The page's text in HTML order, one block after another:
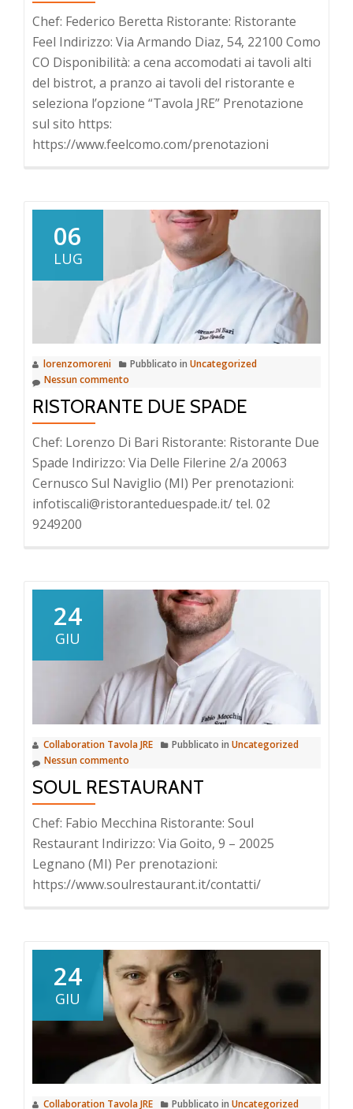
Chef: Federico Beretta Ristorante: Ristorante
Feel Indirizzo: Via Armando Diaz, 54, 22100 Como
CO Disponibilità: a cena accomodati ai tavoli alti
del bistrot, a pranzo ai tavoli del ristorante e
seleziona l’opzione “Tavola JRE” Prenotazione
sul sito https:
https://www.feelcomo.com/prenotazioni
06
LUG
lorenzomoreni Pubblicato in Uncategorized
Nessun commento
RISTORANTE DUE SPADE
Chef: Lorenzo Di Bari Ristorante: Ristorante Due
Spade Indirizzo: Via Delle Filerine 2/a 20063
Cernusco Sul Naviglio (MI) Per prenotazioni:
infotiscali@ristoranteduespade.it/ tel. 02
9249200
24
GIU
Collaboration Tavola JRE Pubblicato in Uncategorized
Nessun commento
SOUL RESTAURANT
Chef: Fabio Mecchina Ristorante: Soul
Restaurant Indirizzo: Via Goito, 9 – 20025
Legnano (MI) Per prenotazioni:
https://www.soulrestaurant.it/contatti/
24
GIU
Collaboration Tavola JRE Pubblicato in Uncategorized